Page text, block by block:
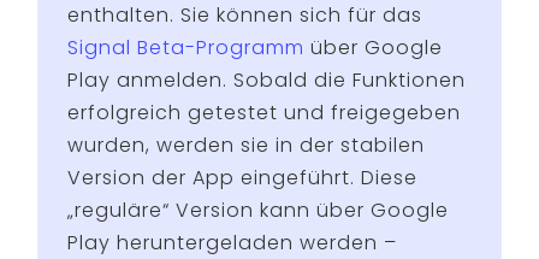
enthalten. Sie können sich für das
Signal Beta-Programm über Google
Play anmelden. Sobald die Funktionen
erfolgreich getestet und freigegeben
wurden, werden sie in der stabilen
Version der App eingeführt. Diese
„reguläre“ Version kann über Google
Play heruntergeladen werden –